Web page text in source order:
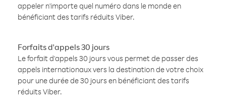
appeler n'importe quel numéro dans le monde en
bénéficiant des tarifs réduits Viber.
Forfaits d'appels 30 jours
Le forfait d'appels 30 jours vous permet de passer des
appels internationaux vers la destination de votre choix
pour une durée de 30 jours en bénéficiant des tarifs
réduits Viber.